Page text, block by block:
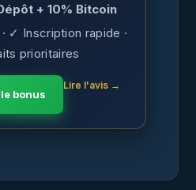
+ 10% Bitcoin
✓ Inscription rapide ·
prioritaires
bonus
Lire l'avis →